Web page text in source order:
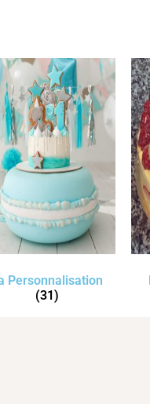
Personnalisation
(31)